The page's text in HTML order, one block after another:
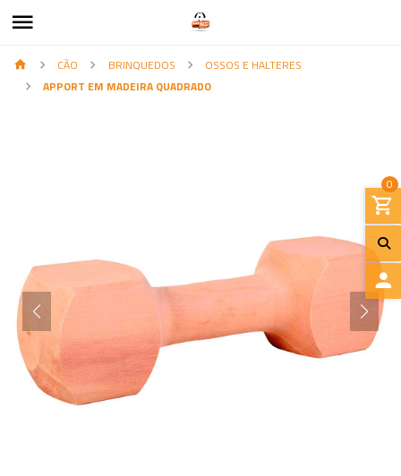
0
I
N
CÃO BRINQUEDOS
OSSOS E HALTERES
APPORT EM MADEIRA QUADRADO